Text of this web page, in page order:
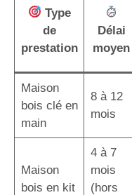
Type
de
prestation
Délai
moyen
Maison
bois clé en
main
8 à 12
mois
Maison
bois en kit
4 à 7
mois
(hors